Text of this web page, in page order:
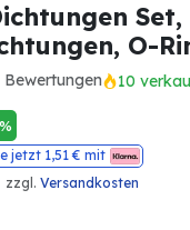
O-
Bewertungen 10
jetzt 1,51€ mit
zzgl. Versandkosten